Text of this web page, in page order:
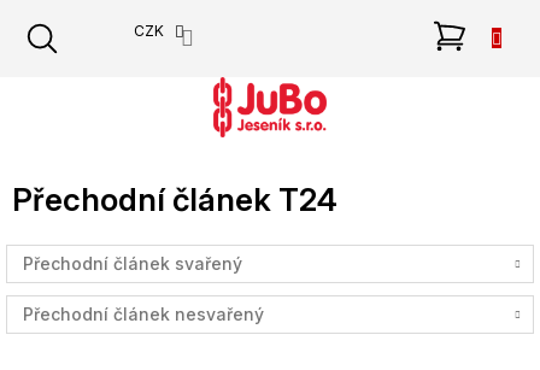
obsah
CZK
Přechodní článek T24
Přechodní článek svařený
Přechodní článek nesvařený